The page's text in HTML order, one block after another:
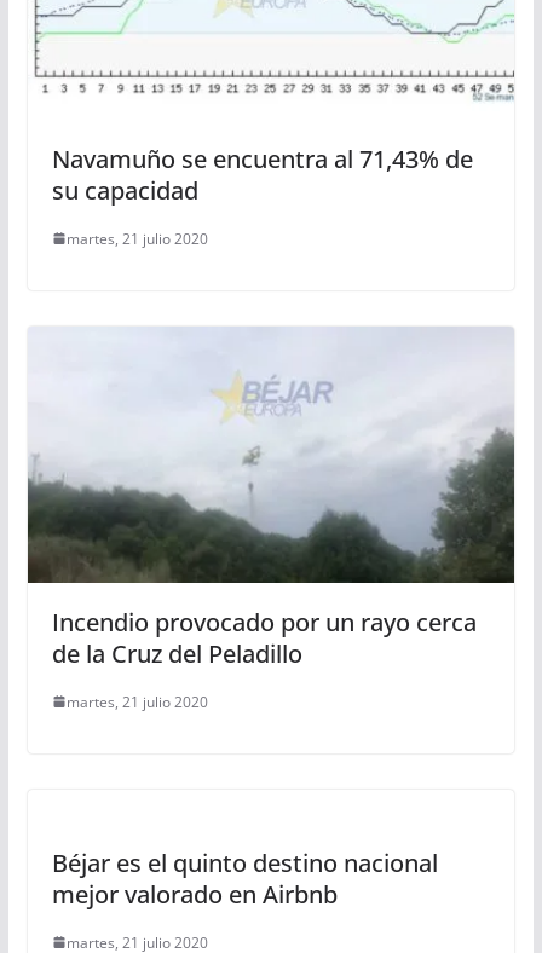
Navamuño se encuentra al 71,43% de
su capacidad
martes, 21 julio 2020
Incendio provocado por un rayo cerca
de la Cruz del Peladillo
martes, 21 julio 2020
Béjar es el quinto destino nacional
mejor valorado en Airbnb
martes, 21 julio 2020